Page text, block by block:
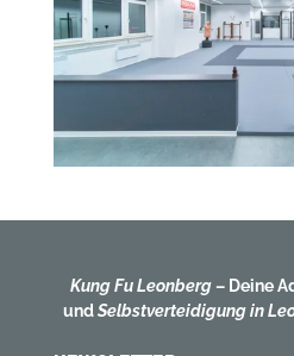
Kung Fu Leonberg– Deine
undSelbstverteidigung in